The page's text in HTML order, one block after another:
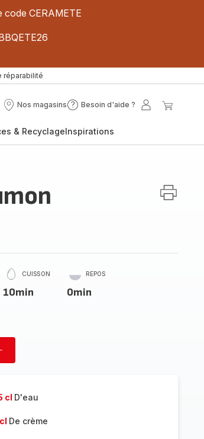
code CERAMETE
réparabilité
Nos magasins
Nos
Besoin d'aide ?
Besoin
?
Mon
& RecyclageInspirations
CUISSON
10min
REPOS
0min
cl D'eau
De crème